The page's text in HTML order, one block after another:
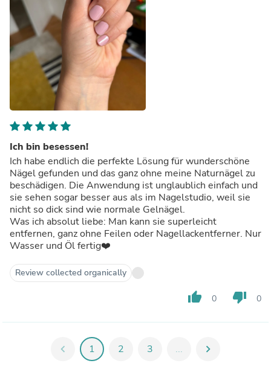
Ich bin besessen!
Ich habe endlich die perfekte Lösung für wunderschöne
Nägel gefunden und das ganz ohne meine Naturnägel zu
beschädigen. Die Anwendung ist unglaublich einfach und
sie sehen sogar besser aus als im Nagelstudio, weil sie
nicht so dick sind wie normale Gelnägel.
Was ich absolut liebe: Man kann sie superleicht
entfernen, ganz ohne Feilen oder Nagellackentferner. Nur
Wasser und Öl fertig❤️
Review collected organically
thumb_up 0 thumb_down 0
chevron_left 1 2 3 ... chevron_right